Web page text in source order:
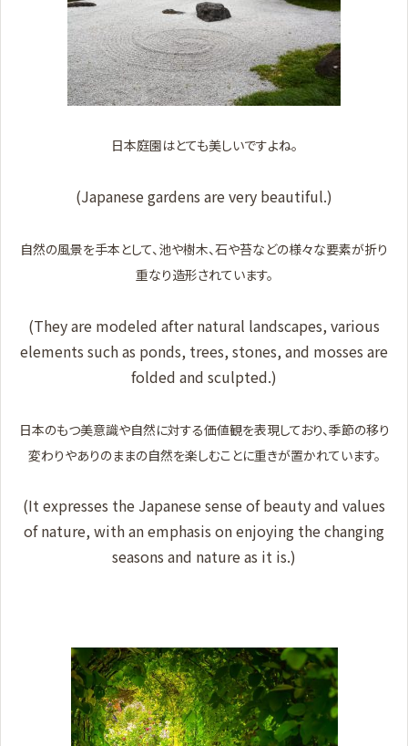
日本庭園はとても美しいですよね。
(Japanese gardens are very beautiful.)
自然の風景を手本として、池や樹木、石や苔などの様々な要素が折り
重なり造形されています。
(They are modeled after natural landscapes, various
elements such as ponds, trees, stones, and mosses are
folded and sculpted.)
日本のもつ美意識や自然に対する価値観を表現しており、季節の移り
変わりやありのままの自然を楽しむことに重きが置かれています。
(It expresses the Japanese sense of beauty and values
of nature, with an emphasis on enjoying the changing
seasons and nature as it is.)